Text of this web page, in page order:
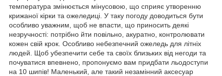
температура змінюється мінусовою, що сприяє утворенню
крижаної кірки та ожеледиці. У таку погоду доводиться бути
особливо уважним, щоб не впасти, що приносить деякі
незручності: потрібно йти повільно, акуратно, контролювати
кожен свій крок. Особливо небезпечний ожеледь для літніх
людей. Щоб убезпечити себе та своїх близьких від негоди та
почуватися впевнено, пропонуємо вам придбати льодоступи
на 10 шипів! Маленький, але такий незамінний аксесуар